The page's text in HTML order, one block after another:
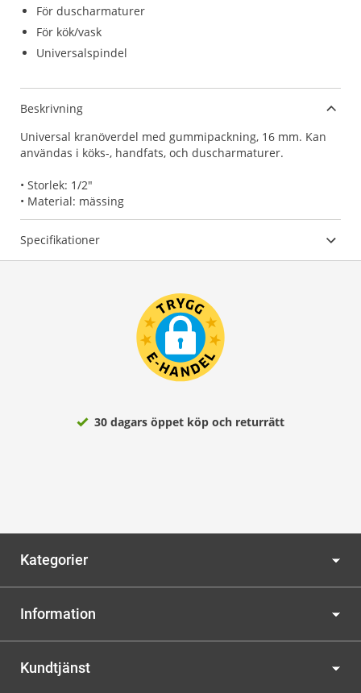
För duscharmaturer
För kök/vask
Universalspindel
Beskrivning
Universal kranöverdel med gummipackning, 16 mm. Kan
användas i köks-, handfats, och duscharmaturer.
• Storlek: 1/2"
• Material: mässing
Specifikationer
30 dagars öppet köp och returrätt
Kategorier
Information
Kundtjänst